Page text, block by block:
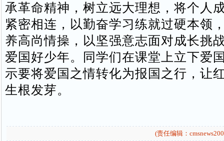
承革命精神，树立远大理想，将个人
紧密相连，以勤奋学习练就过硬本领
养高尚情操，以坚强意志面对成长挑
爱国好少年。同学们在课堂上立下爱
示要将爱国之情转化为报国之行，让
生根发芽。
(责任编辑：